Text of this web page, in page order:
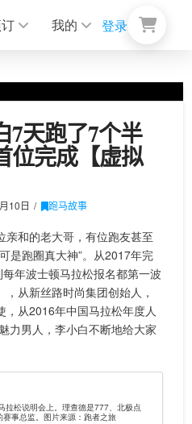
我的 登录
7天跑了7个半
位完成【虚拟
10日 跑马故事
亲和的老大哥，有位跑友甚至
是跑圈真大神”。从2017年完
年波士顿马拉松报名都第一波
从新丝路时尚集团创始人，
从2016年中国马拉松年度人
力男人，李小白不断地给大家
拉松说明会上。理查德是777、北极点
事总监。图片来源：跑者之旅